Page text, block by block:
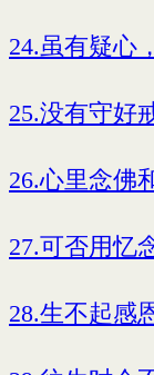
24.虽有疑心
25.没有守好
26.心里念佛
27.可否用忆
28.生不起感